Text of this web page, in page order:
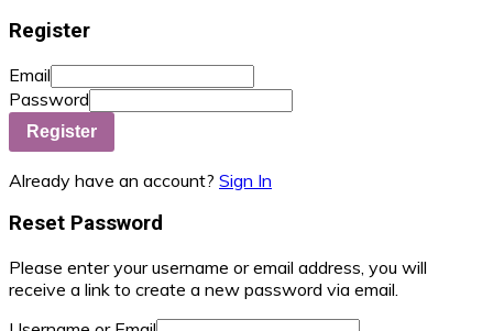
Register
Email
Password
Register
Already have an account? Sign In
Reset Password
Please enter your username or email address, you will
receive a link to create a new password via email.